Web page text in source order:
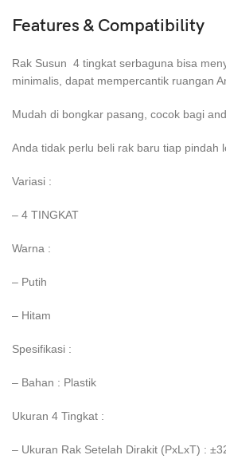
Features & Compatibility
Rak Susun 4 tingkat serbaguna bisa
minimalis, dapat mempercantik ruangan
Mudah di bongkar pasang, cocok bagi
Anda tidak perlu beli rak baru tiap pindah
Variasi :
– 4 TINGKAT
Warna :
– Putih
– Hitam
Spesifikasi :
– Bahan : Plastik
Ukuran 4 Tingkat :
– Ukuran Rak Setelah Dirakit (PxLxT) :